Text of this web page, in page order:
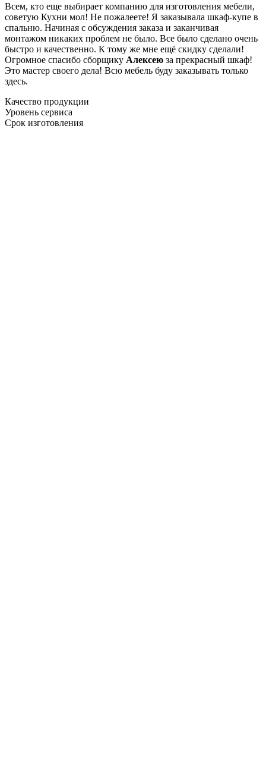
Всем, кто еще выбирает компанию для изготовления мебели,
советую Кухни мол! Не пожалеете! Я заказывала шкаф-купе в
спальню. Начиная с обсуждения заказа и заканчивая
монтажом никаких проблем не было. Все было сделано очень
быстро и качественно. К тому же мне ещё скидку сделали!
Огромное спасибо сборщику Алексею за прекрасный шкаф!
Это мастер своего дела! Всю мебель буду заказывать только
здесь.
Качество продукции
Уровень сервиса
Срок изготовления